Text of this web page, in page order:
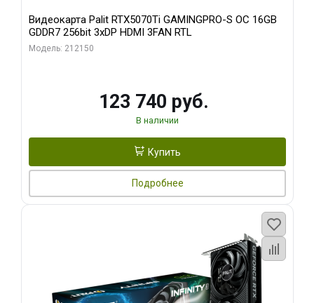
Видеокарта Palit RTX5070Ti GAMINGPRO-S OC 16GB
GDDR7 256bit 3xDP HDMI 3FAN RTL
Модель: 212150
123 740 руб.
В наличии
Купить
Подробнее